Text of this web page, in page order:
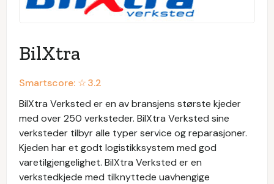
BilXtra
Smartscore: ☆3.2
BilXtra Verksted er en av bransjens største kjeder
med over 250 verksteder. BilXtra Verksted sine
verksteder tilbyr alle typer service og reparasjoner.
Kjeden har et godt logistikksystem med god
varetilgjengelighet. BilXtra Verksted er en
verkstedkjede med tilknyttede uavhengige